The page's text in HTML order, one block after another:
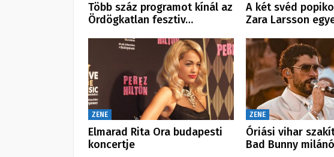
Több száz programot kínál az
Ördögkatlan fesztiv…
A két svéd
Zara Larsson
ZENE
Elmarad Rita Ora budapesti
koncertje
ZENE
Óriási vihar
Bad Bunny